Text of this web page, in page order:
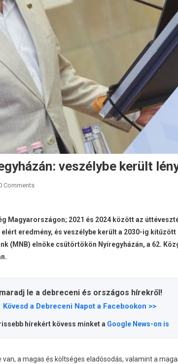
veszélybe került
Comments
Magyarországon; 2021 és 2024 között az
elért eredmény, és veszélybe került a 2030-ig
(MNB) elnöke csütörtökön Nyíregyházán, a 62.
le a debreceni és országos hírekről!
Kövesd a Debreceni Napot a Facebookon >>
hírekért kövess minket a Google News-on is
a magas és költséges eladósodás, valamint a